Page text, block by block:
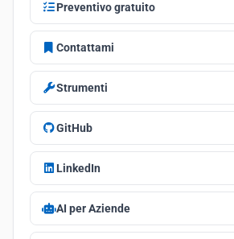
Preventivo gratuito
Contattami
Strumenti
GitHub
LinkedIn
AI per Aziende